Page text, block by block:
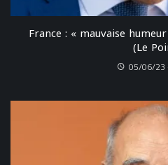
France : « mauvaise
(Le
05/06/23